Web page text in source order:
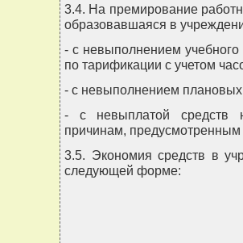
3.4. На премирование
образовавшаяся в
- с невыполнением
по тарификации с учетом
- с невыполнением плановых
- с невыплатой средств
причинам,
3.5. Экономия средств в
следующей форме: